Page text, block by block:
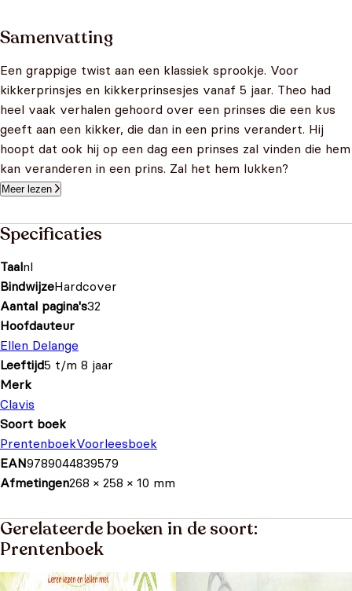
Samenvatting
Een grappige twist aan een klassiek sprookje. Voor
kikkerprinsjes en kikkerprinsesjes vanaf 5 jaar. Theo had
heel vaak verhalen gehoord over een prinses die een kus
geeft aan een kikker, die dan in een prins verandert. Hij
hoopt dat ook hij op een dag een prinses zal vinden die hem
kan veranderen in een prins. Zal het hem lukken?
Meer lezen
Specificaties
Taalnl
BindwijzeHardcover
Aantal pagina's32
Hoofdauteur
Ellen Delange
Leeftijd5 t/m 8 jaar
Merk
Clavis
Soort boek
PrentenboekVoorleesboek
EAN9789044839579
Afmetingen268 × 258 × 10 mm
Gerelateerde boeken in de soort:
Prentenboek